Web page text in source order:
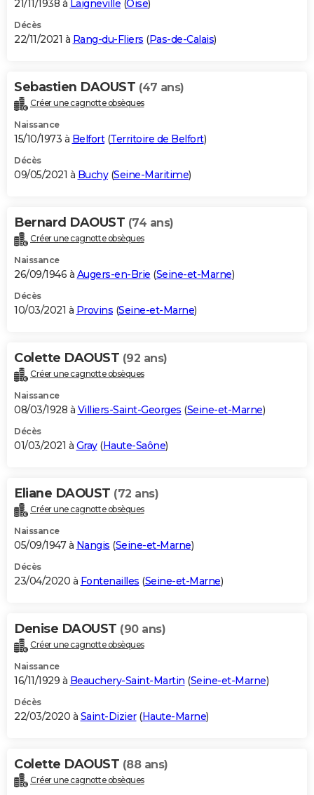
21/11/1938 à Laigneville (Oise)
Décès
22/11/2021 à Rang-du-Fliers (Pas-de-Calais)
Sebastien DAOUST (47 ans)
Créer une cagnotte obsèques
Naissance
15/10/1973 à Belfort(Territoire de Belfort)
Décès
09/05/2021 à Buchy(Seine-Maritime)
Bernard DAOUST (74 ans)
Créer une cagnotte obsèques
Naissance
26/09/1946 à Augers-en-Brie (Seine-et-Marne)
Décès
10/03/2021 à Provins (Seine-et-Marne)
Colette DAOUST (92 ans)
Créer une cagnotte obsèques
Naissance
08/03/1928 à Villiers-Saint-Georges (Seine-et-Marne)
Décès
01/03/2021 à Gray(Haute-Saône)
Eliane DAOUST (72 ans)
Créer une cagnotte obsèques
Naissance
05/09/1947 à Nangis (Seine-et-Marne)
Décès
23/04/2020 à Fontenailles (Seine-et-Marne)
Denise DAOUST (90 ans)
Créer une cagnotte obsèques
Naissance
16/11/1929 à Beauchery-Saint-Martin (Seine-et-Marne)
Décès
22/03/2020 à Saint-Dizier(Haute-Marne)
Colette DAOUST (88 ans)
Créer une cagnotte obsèques